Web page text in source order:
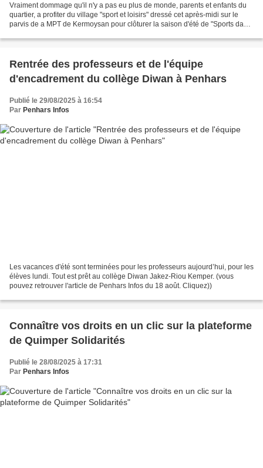
Vraiment dommage qu'il n'y a pas eu plus de monde, parents et enfants du
quartier, a profiter du village "sport et loisirs" dressé cet après-midi sur le
parvis de a MPT de Kermoysan pour clôturer la saison d'été de "Sports dans
Rentrée des professeurs et de l'équipe
d'encadrement du collège Diwan à Penhars
Publié le 29/08/2025 à 16:54
Par Penhars Infos
Les vacances d'été sont terminées pour les professeurs aujourd’hui, pour les
élèves lundi. Tout est prêt au collège Diwan Jakez-Riou Kemper. (vous
pouvez retrouver l'article de Penhars Infos du 18 août. Cliquez))
Connaître vos droits en un clic sur la plateforme
de Quimper Solidarités
Publié le 28/08/2025 à 17:31
Par Penhars Infos